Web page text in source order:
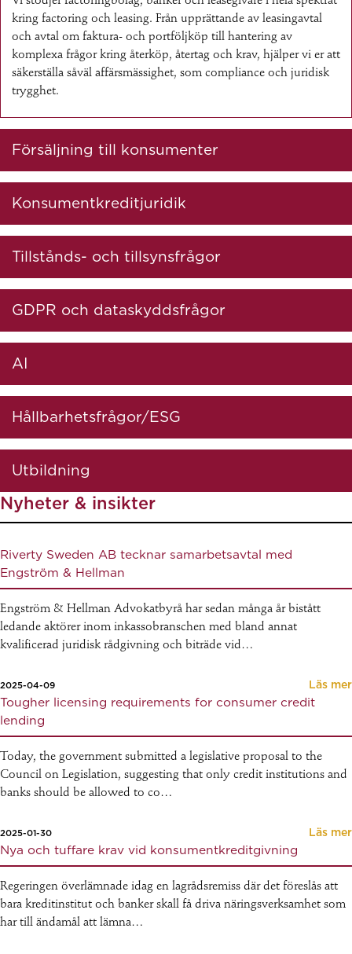
kring factoring och leasing. Från upprättande av leasingavtal
och avtal om faktura- och portföljköp till hantering av
komplexa frågor kring återköp, återtag och krav, hjälper vi er att
säkerställa såväl affärsmässighet, som compliance och juridisk
trygghet.
Försäljning till konsumenter
Konsumentkreditjuridik
Tillstånds- och tillsynsfrågor
GDPR och dataskyddsfrågor
AI
Hållbarhetsfrågor/ESG
Utbildning
Nyheter & insikter
Riverty Sweden AB tecknar samarbetsavtal med
Engström & Hellman
Engström & Hellman Advokatbyrå har sedan många år bistått
ledande aktörer inom inkassobranschen med bland annat
kvalificerad juridisk rådgivning och biträde vid…
2025-04-09 Läs mer
Tougher licensing requirements for consumer credit
lending
Today, the government submitted a legislative proposal to the
Council on Legislation, suggesting that only credit institutions and
banks should be allowed to co…
2025-01-30 Läs mer
Nya och tuffare krav vid konsumentkreditgivning
Regeringen överlämnade idag en lagrådsremiss där det föreslås att
bara kreditinstitut och banker skall få driva näringsverksamhet som
har till ändamål att lämna…